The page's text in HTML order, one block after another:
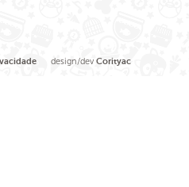
design/dev Corityac